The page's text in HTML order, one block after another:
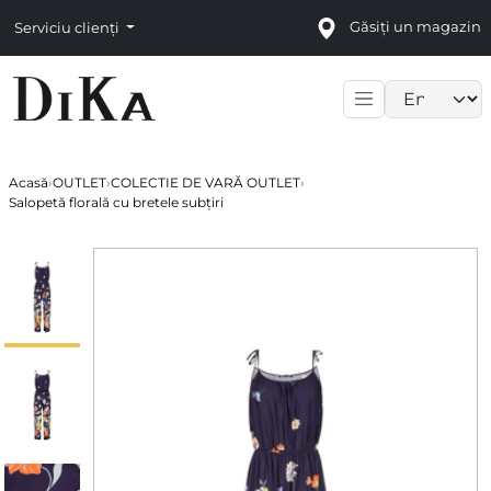
Serviciu clienți Găsiți un magazin
Acasă›OUTLET›COLECTIE DE VARĂ OUTLET›
Salopetă florală cu bretele subțiri